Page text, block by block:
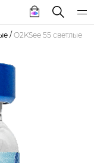
/ O2KSee 55 светлые